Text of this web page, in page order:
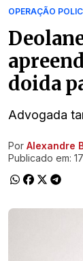
OPERAÇÃO
doida
Advogada
Ir direto pra
Por Alexandre
Publicado em: